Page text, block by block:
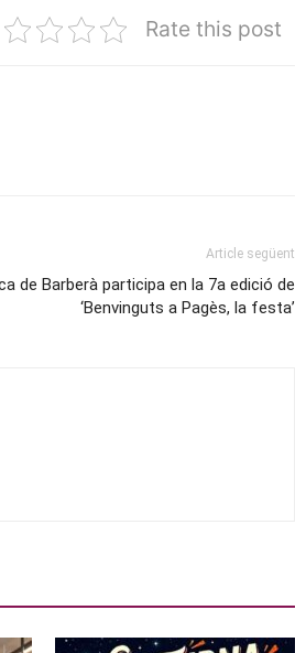
Rate this post
Article següent
de Barberà participa en la 7a edició de
‘Benvinguts a Pagès, la festa’